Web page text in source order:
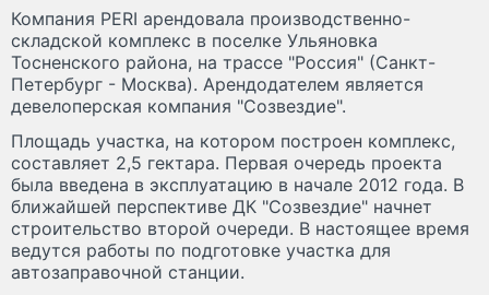
Компания PERI арендовала производственно-
складской комплекс в поселке Ульяновка
Тосненского района, на трассе "Россия" (Санкт-
Петербург - Москва). Арендодателем является
девелоперская компания "Созвездие".
Площадь участка, на котором построен комплекс,
составляет 2,5 гектара. Первая очередь проекта
была введена в эксплуатацию в начале 2012 года. В
ближайшей перспективе ДК "Созвездие" начнет
строительство второй очереди. В настоящее время
ведутся работы по подготовке участка для
автозаправочной станции.